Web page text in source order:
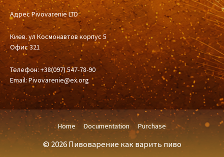
Адрес Pivovarenie LTD
Киев. ул Космонавтов корпус 5
Офис 321
Телефон: +38(097) 547-78-90
Email: Pivovarenie@ex.org
Home Documentation Purchase
© 2026 Пивоварение как варить пиво